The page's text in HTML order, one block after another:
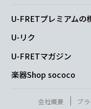
U-FRETプレミアムの
U-リク
U-FRETマガジン
楽器Shop sococo
会社概要 プ